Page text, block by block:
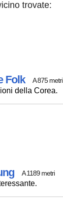
trovate:
Folk A 875 metri
della Corea.
A 1189 metri